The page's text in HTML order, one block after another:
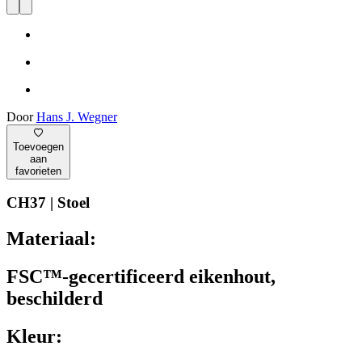
DoorHans J. Wegner
Toevoegen
aan
favorieten
CH37 | Stoel
Materiaal:
FSC™-gecertificeerd eikenhout,
beschilderd
Kleur: